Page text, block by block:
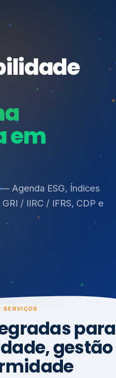
E INTEGRADOS
que
em ISO 27001,
ISO 9001, ISO
SERVIÇOS
para
gestão